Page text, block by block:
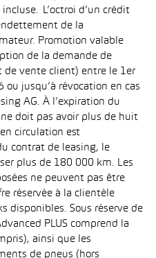
L’octroi d’un crédit
de la
Promotion valable
de la demande de
de vente client) entre le 1er
jusqu’à révocation en cas
AG. À l’expiration du
doit pas avoir plus de huit
circulation est
contrat de leasing, le
plus de 180 000 km. Les
ne peuvent pas être
réservée à la clientèle
disponibles. Sous réserve de
PLUS comprend la
ainsi que les
de pneus (hors